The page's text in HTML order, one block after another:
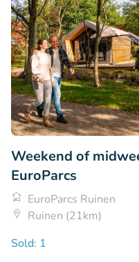
Weekend of
EuroParcs
EuroParcs Ruinen
Ruinen (21km)
Sold: 1